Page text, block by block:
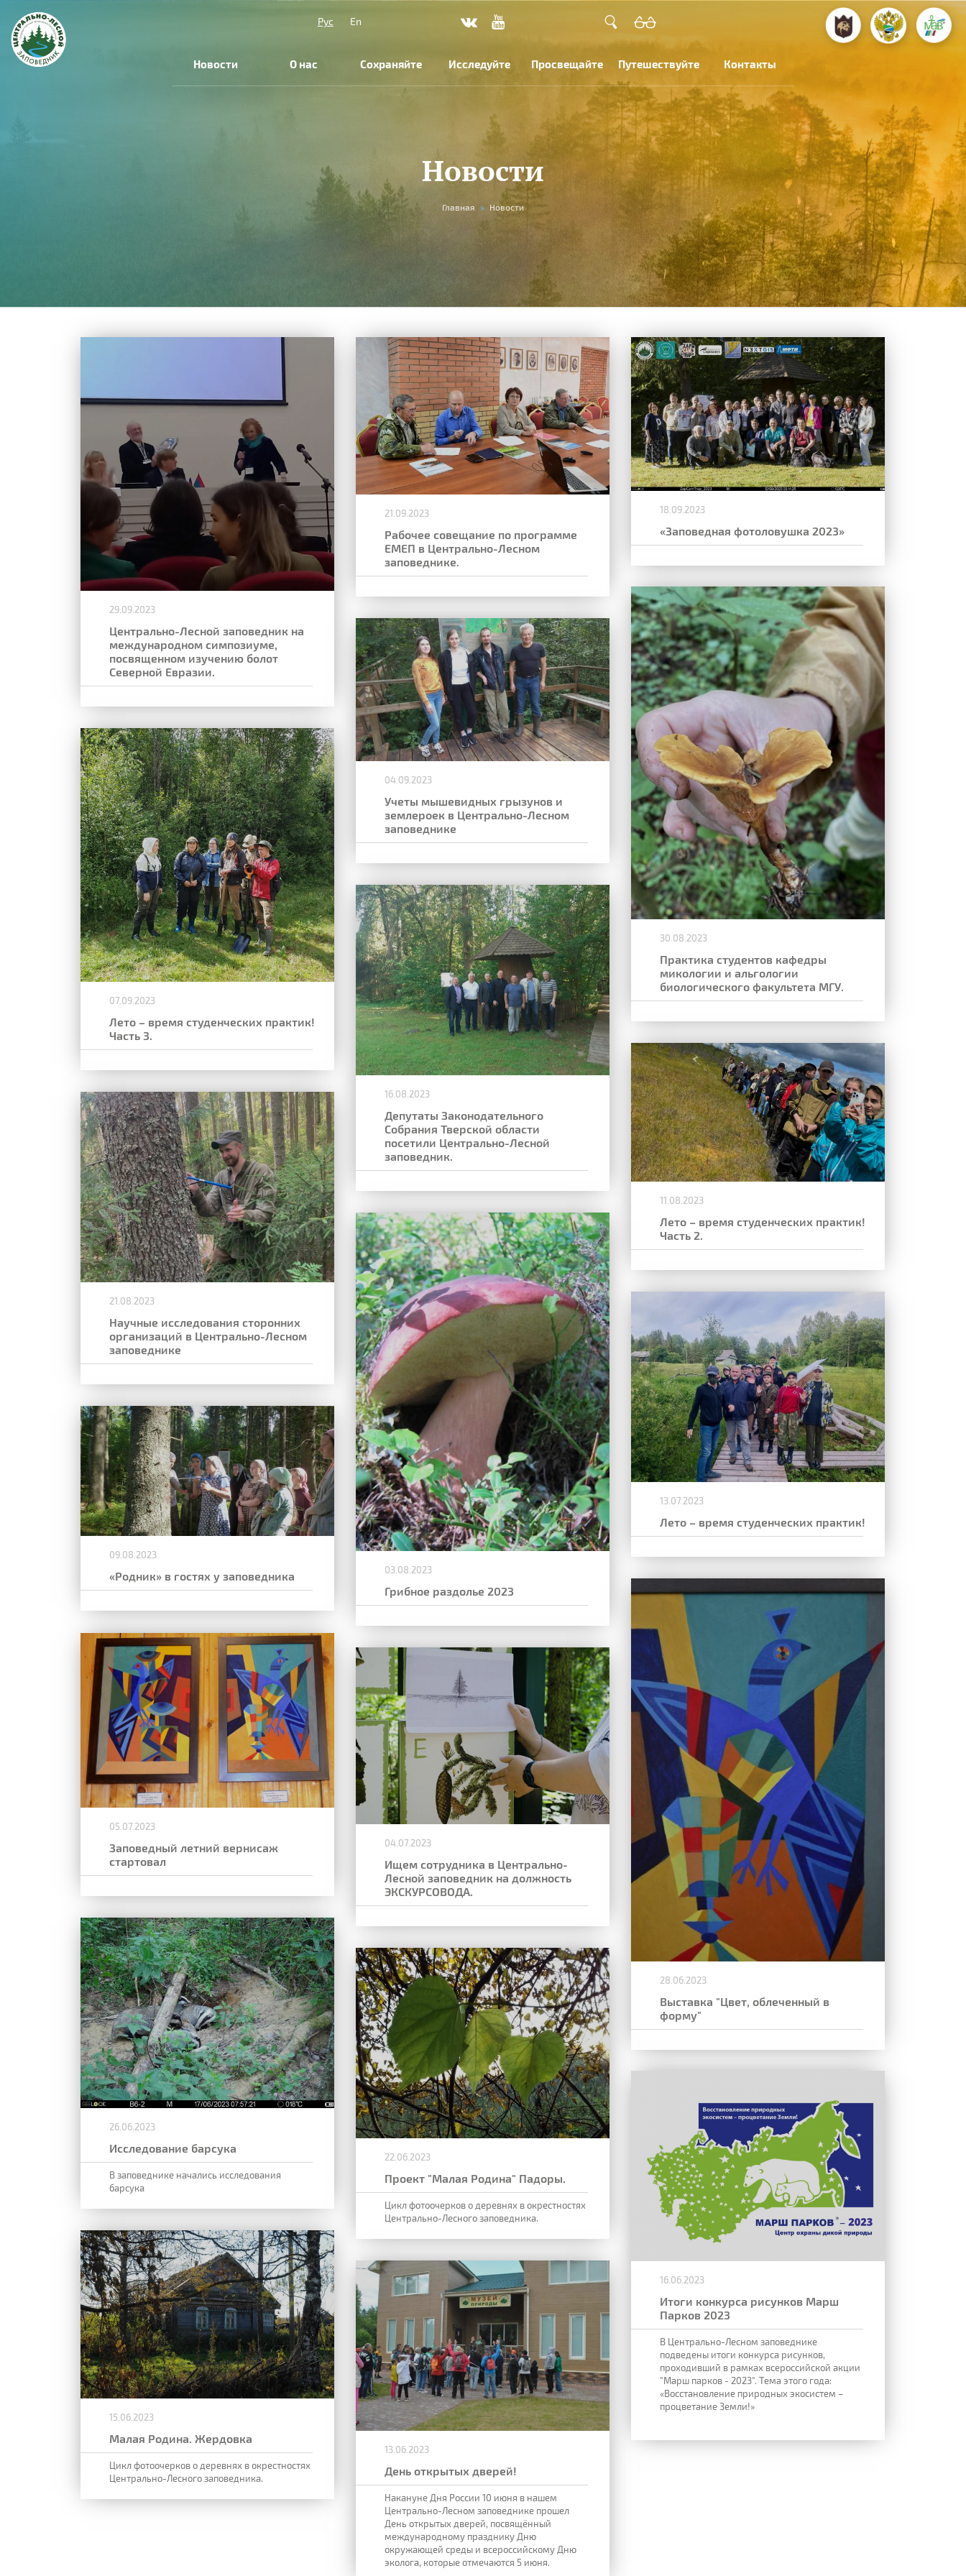
Рус En
Новости О нас Сохраняйте Исследуйте Просвещайте Путешествуйте Контакты
Новости
Главная » Новости
29.09.2023
Центрально-Лесной заповедник на
международном симпозиуме,
посвященном изучению болот
Северной Евразии.
21.09.2023
Рабочее совещание по программе
ЕМЕП в Центрально-Лесном
заповеднике.
18.09.2023
«Заповедная фотоловушка 2023»
07.09.2023
Лето – время студенческих практик!
Часть 3.
04.09.2023
Учеты мышевидных грызунов и
землероек в Центрально-Лесном
заповеднике
30.08.2023
Практика студентов кафедры
микологии и альгологии
биологического факультета МГУ.
21.08.2023
Научные исследования сторонних
организаций в Центрально-Лесном
заповеднике
16.08.2023
Депутаты Законодательного
Собрания Тверской области
посетили Центрально-Лесной
заповедник.
11.08.2023
Лето – время студенческих практик!
Часть 2.
09.08.2023
«Родник» в гостях у заповедника 03.08.2023
Грибное раздолье 2023
13.07.2023
Лето – время студенческих практик!
05.07.2023
Заповедный летний вернисаж
стартовал
04.07.2023
Ищем сотрудника в Центрально-
Лесной заповедник на должность
ЭКСКУРСОВОДА.
28.06.2023
Выставка "Цвет, облеченный в
форму"
26.06.2023
Исследование барсука
В заповеднике начались исследования
барсука
22.06.2023
Проект "Малая Родина" Падоры.
Цикл фотоочерков о деревнях в окрестностях
Центрально-Лесного заповедника.
16.06.2023
Итоги конкурса рисунков Марш
Парков 2023
В Центрально-Лесном заповеднике
подведены итоги конкурса рисунков,
проходивший в рамках всероссийской акции
"Марш парков - 2023". Тема этого года:
«Восстановление природных экосистем –
процветание Земли!»
15.06.2023
Малая Родина. Жердовка
Цикл фотоочерков о деревнях в окрестностях
Центрально-Лесного заповедника.
13.06.2023
День открытых дверей!
Накануне Дня России 10 июня в нашем
Центрально-Лесном заповеднике прошел
День открытых дверей, посвящённый
международному празднику Дню
окружающей среды и всероссийскому Дню
эколога, которые отмечаются 5 июня.